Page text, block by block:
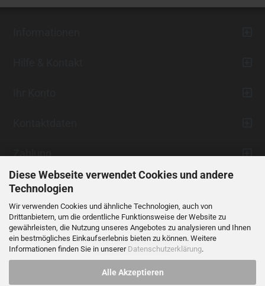
Diese Webseite verwendet Cookies und andere
Technologien
Wir verwenden Cookies und ähnliche Technologien, auch von
Drittanbietern, um die ordentliche Funktionsweise der Website zu
gewährleisten, die Nutzung unseres Angebotes zu analysieren und Ihnen
ein bestmögliches Einkaufserlebnis bieten zu können. Weitere
Informationen finden Sie in unserer Datenschutzerklärung.
Alle Akzeptieren
Zahlung
Vertrag widerrufen